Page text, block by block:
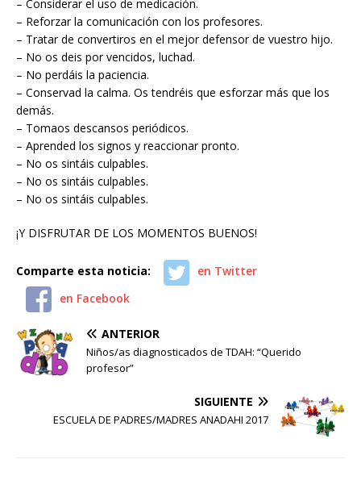
– Considerar el uso de medicación.
– Reforzar la comunicación con los profesores.
– Tratar de convertiros en el mejor defensor de vuestro hijo.
– No os deis por vencidos, luchad.
– No perdáis la paciencia.
– Conservad la calma. Os tendréis que esforzar más que los
demás.
– Tomaos descansos periódicos.
– Aprended los signos y reaccionar pronto.
– No os sintáis culpables.
– No os sintáis culpables.
– No os sintáis culpables.
¡Y DISFRUTAR DE LOS MOMENTOS BUENOS!
Comparte esta noticia:
en Twitter
en Facebook
ANTERIOR
Niños/as diagnosticados de TDAH: “Querido
profesor”
SIGUIENTE
ESCUELA DE PADRES/MADRES ANADAHI 2017